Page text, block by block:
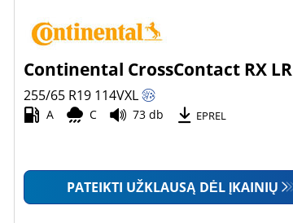
Continental CrossContact RX LR
255/65 R19 114VXL
A C 73 db EPREL
PATEIKTI UŽKLAUSĄ DĖL ĮKAINIŲ